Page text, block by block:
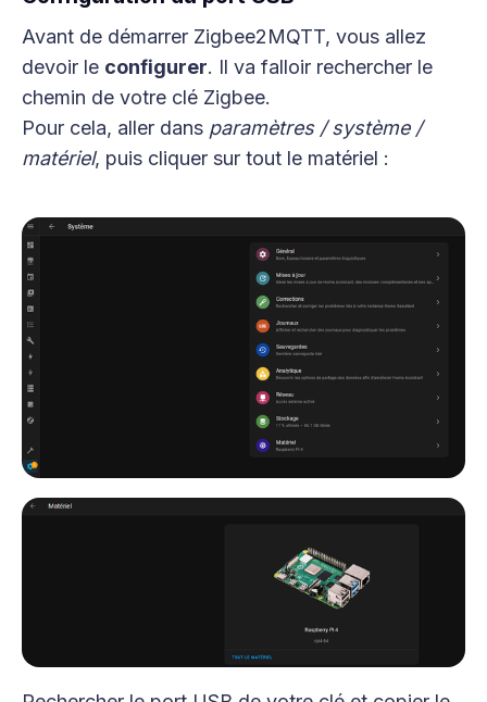
Avant de démarrer Zigbee2MQTT, vous allez
devoir le configurer. Il va falloir rechercher le
chemin de votre clé Zigbee.
Pour cela, aller dans paramètres / système /
matériel, puis cliquer sur tout le matériel :